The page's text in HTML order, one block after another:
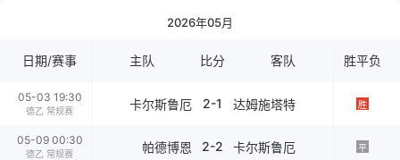
2026年05月
日期/赛事 主队 比分 客队 胜平负
05-03 19:30
德乙 常规赛 卡尔斯鲁厄 2-1 达姆施塔特 胜
05-09 00:30
德乙 常规赛 帕德博恩 2-2 卡尔斯鲁厄 平